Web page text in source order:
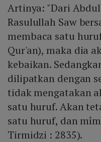
Artinya: "Dari
Rasulullah Saw
membaca satu
Qur'an), maka dia
kebaikan.
dilipatkan dengan
tidak mengatakan
satu huruf. Akan
satu huruf, dan
Tirmidzi : 2835).